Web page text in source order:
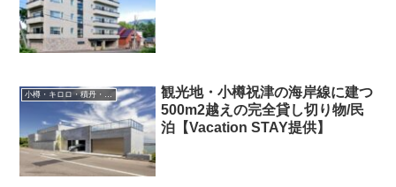
小樽・キロロ・積丹・余市
観光地・小樽祝津の海岸線に建つ
500m2越えの完全貸し切り物/民
泊【Vacation STAY提供】